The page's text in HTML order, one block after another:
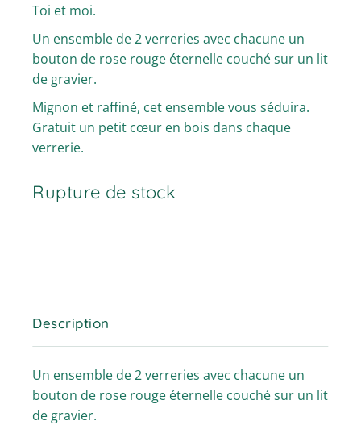
Toi et moi.
Un ensemble de 2 verreries avec chacune un
bouton de rose rouge éternelle couché sur un lit
de gravier.
Mignon et raffiné, cet ensemble vous séduira.
Gratuit un petit cœur en bois dans chaque
verrerie.
Rupture de stock
Description
Un ensemble de 2 verreries avec chacune un
bouton de rose rouge éternelle couché sur un lit
de gravier.